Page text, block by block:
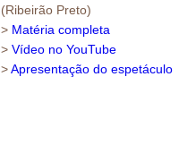
(Ribeirão Preto)
> Matéria completa
> Vídeo no YouTube
>Apresentação do espetáculo